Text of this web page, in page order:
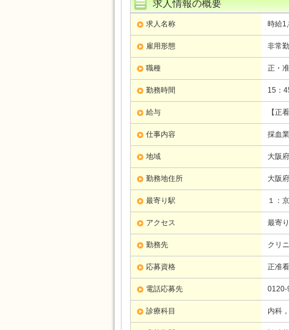
求人情報の概要
求人名称 時給
雇用形態 非常
職種 正・
勤務時間 15：
給与 【正
仕事内容 採血
地域 大阪
勤務地住所 大阪
最寄り駅 １：
アクセス 最寄
勤務先 クリ
応募資格 正准
電話応募先 0120-
診療科目 内科